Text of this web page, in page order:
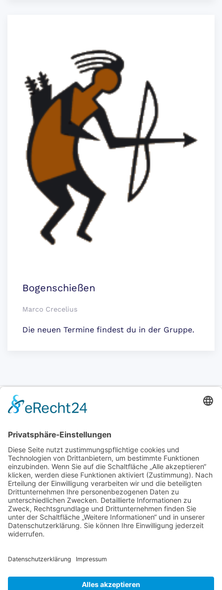
Bogenschießen
Marco Crecelius
Die neuen Termine findest du in der Gruppe.
Termine Jumping
Fitness
Keine Veranstaltungen gefunden
Impressum
Cookie Einstellungen